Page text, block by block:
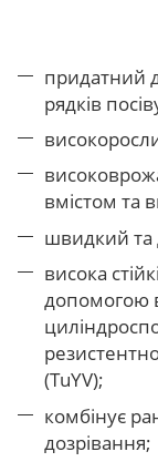
придатний
рядків
вмістом та
швидкий та
висока
допомогою
(TuYV);
комбінує
дозрівання;